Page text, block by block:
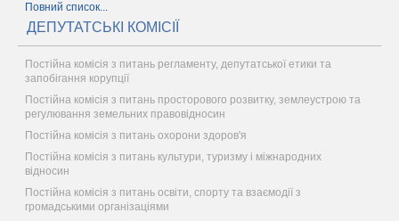
Повний список...
ДЕПУТАТСЬКІ КОМІСІЇ
Постійна комісія з питань регламенту, депутатської етики та
запобігання корупції
Постійна комісія з питань просторового розвитку, землеустрою та
регулювання земельних правовідносин
Постійна комісія з питань охорони здоров'я
Постійна комісія з питань культури, туризму і міжнародних
відносин
Постійна комісія з питань освіти, спорту та взаємодії з
громадськими організаціями